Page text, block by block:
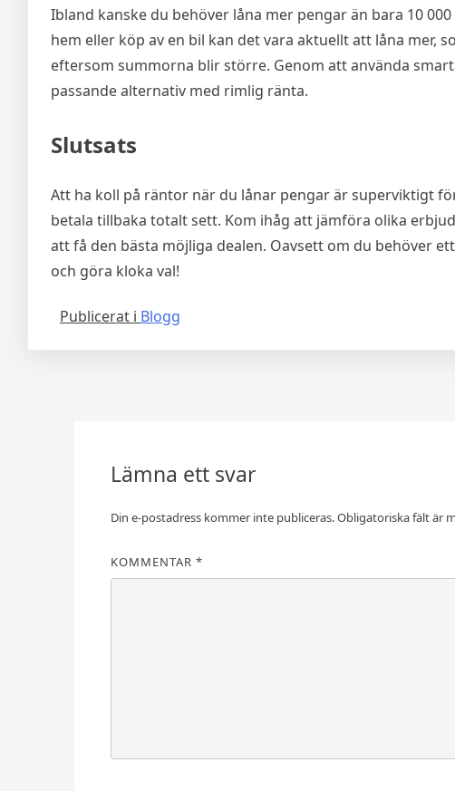
Ibland kanske du behöver låna mer pengar än bara 10
hem eller köp av en bil kan det vara aktuellt att låna mer,
eftersom summorna blir större. Genom att använda
passande alternativ med rimlig ränta.
Slutsats
Att ha koll på räntor när du lånar pengar är superviktigt
betala tillbaka totalt sett. Kom ihåg att jämföra olika
att få den bästa möjliga dealen. Oavsett om du behöver
och göra kloka val!
Publicerat i Blogg
Lämna ett svar
Din e-postadress kommer inte publiceras.Obligatoriska fält är
KOMMENTAR *